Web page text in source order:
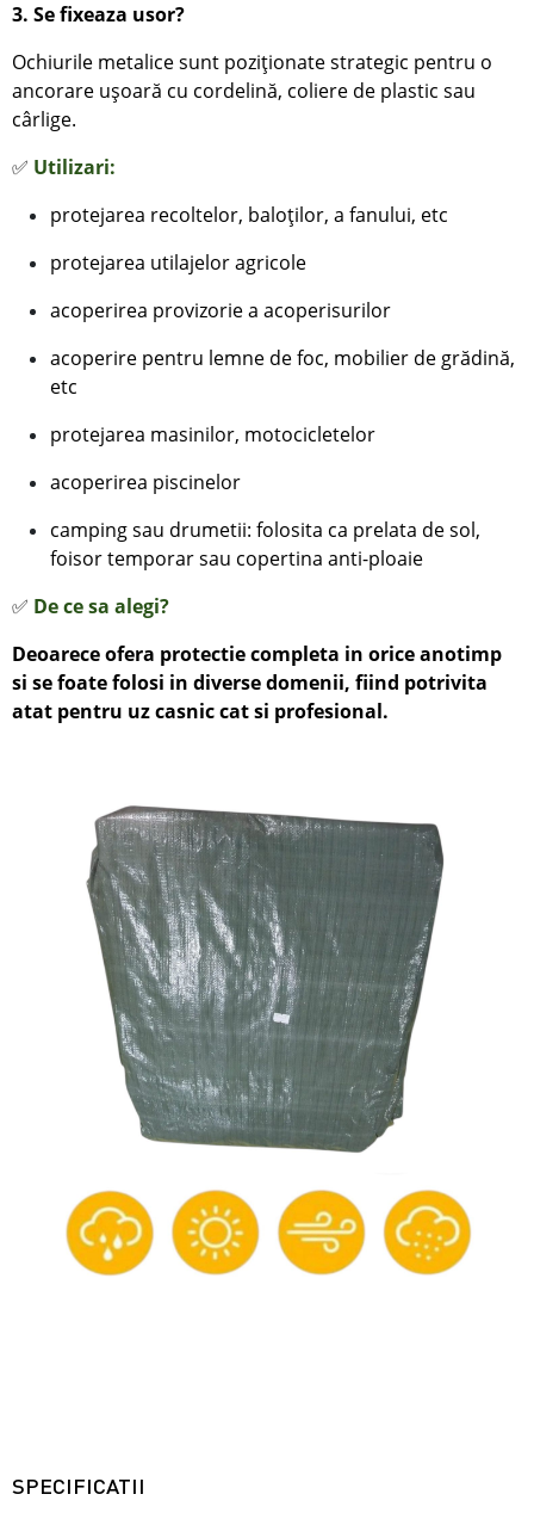
3. Se fixeaza usor?
Ochiurile metalice sunt poziționate strategic pentru o
ancorare ușoară cu cordelină, coliere de plastic sau
cârlige.
✅ Utilizari:
protejarea recoltelor, baloților, a fanului, etc
protejarea utilajelor agricole
acoperirea provizorie a acoperisurilor
acoperire pentru lemne de foc, mobilier de grădină,
etc
protejarea masinilor, motocicletelor
acoperirea piscinelor
camping sau drumetii: folosita ca prelata de sol,
foisor temporar sau copertina anti-ploaie
✅ De ce sa alegi?
Deoarece ofera protectie completa in orice anotimp
si se foate folosi in diverse domenii, fiind potrivita
atat pentru uz casnic cat si profesional.
SPECIFICATII